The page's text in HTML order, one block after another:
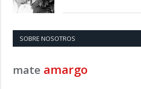
SOBRE NOSOTROS
mate amargo